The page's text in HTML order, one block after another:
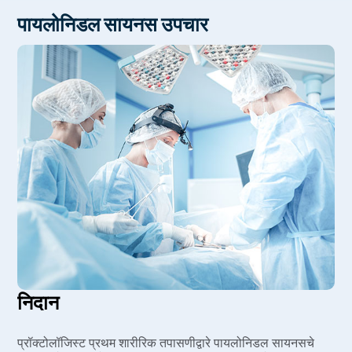
शरीरावरील अतिरिक्त केस
लठ्ठपणा
पायलोनिडल सायनस उपचार
निदान
प्रॉक्टोलॉजिस्ट प्रथम शारीरिक तपासणीद्वारे पायलोनिडल सायनसचे